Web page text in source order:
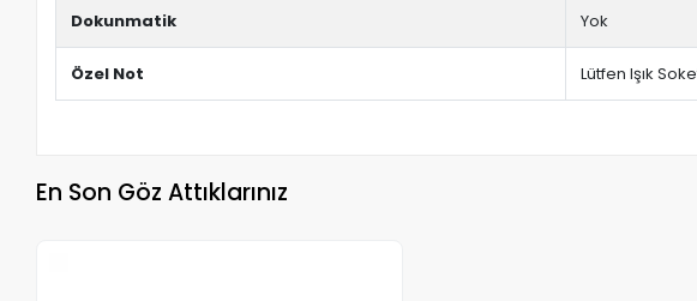
Dokunmatik Yok
Özel Not Lütfen Işık
En Son Göz Attıklarınız